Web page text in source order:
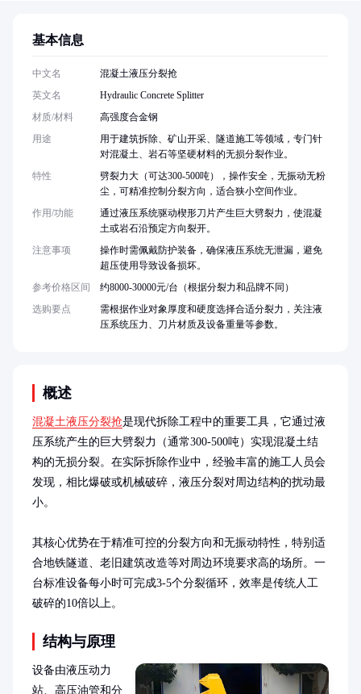
概述
混凝土液压分裂抢是现代拆除工程中的重要工具，它通过液
压系统产生的巨大劈裂力（通常300-500吨）实现混凝土结
构的无损分裂。在实际拆除作业中，经验丰富的施工人员会
发现，相比爆破或机械破碎，液压分裂对周边结构的扰动最
小。
其核心优势在于精准可控的分裂方向和无振动特性，特别适
合地铁隧道、老旧建筑改造等对周边环境要求高的场所。一
台标准设备每小时可完成3-5个分裂循环，效率是传统人工
破碎的10倍以上。
结构与原理
设备由液压动力
站、高压油管和分
基本信息
中文名
混凝土液压分裂抢
英文名
Hydraulic Concrete Splitter
材质/材料
高强度合金钢
用途
用于建筑拆除、矿山开采、隧道施工等领域，专门针
对混凝土、岩石等坚硬材料的无损分裂作业。
特性
劈裂力大（可达300-500吨），操作安全，无振动无粉
尘，可精准控制分裂方向，适合狭小空间作业。
作用/功能
通过液压系统驱动楔形刀片产生巨大劈裂力，使混凝
土或岩石沿预定方向裂开。
注意事项
操作时需佩戴防护装备，确保液压系统无泄漏，避免
超压使用导致设备损坏。
参考价格区间
约8000-30000元/台（根据分裂力和品牌不同）
选购要点
需根据作业对象厚度和硬度选择合适分裂力，关注液
压系统压力、刀片材质及设备重量等参数。